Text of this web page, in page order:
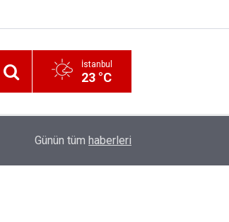
İstanbul
23 °C
İzmir 112’de Kan Donduran İddialar!
Günün tüm haberleri